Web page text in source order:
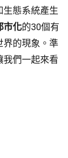
生態系統產生
市化的30個有
界的現象。準
我們一起來看